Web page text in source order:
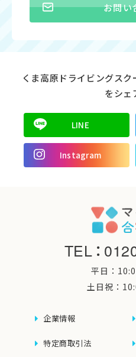
お問い
くま高原ドライビングス
をシェ
LINE
Instagram
TEL：
平日：
土日祝：
企業情報
特定商取引法